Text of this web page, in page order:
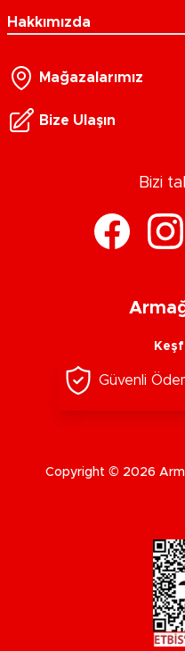
Hakkımızda
Mağazalarımız
Bize Ulaşın
Bizi
Güvenli
Copyright © 2026